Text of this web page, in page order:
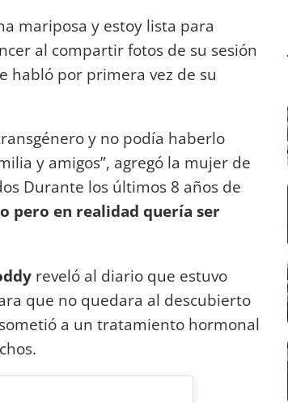
mariposa y estoy lista para
al compartir fotos de su sesión
habló por primera vez de su
y no podía haberlo
y amigos”, agregó la mujer de
Durante los últimos 8 años de
pero en realidad quería ser
reveló al diario que estuvo
que no quedara al descubierto
a un tratamiento hormonal